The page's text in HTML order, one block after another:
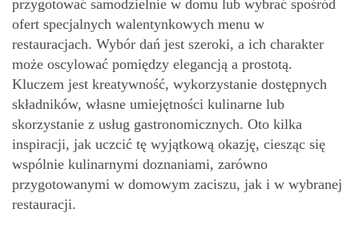
przygotować samodzielnie w domu lub wybrać spośród
ofert specjalnych walentynkowych menu w
restauracjach. Wybór dań jest szeroki, a ich charakter
może oscylować pomiędzy elegancją a prostotą.
Kluczem jest kreatywność, wykorzystanie dostępnych
składników, własne umiejętności kulinarne lub
skorzystanie z usług gastronomicznych. Oto kilka
inspiracji, jak uczcić tę wyjątkową okazję, ciesząc się
wspólnie kulinarnymi doznaniami, zarówno
przygotowanymi w domowym zaciszu, jak i w wybranej
restauracji.